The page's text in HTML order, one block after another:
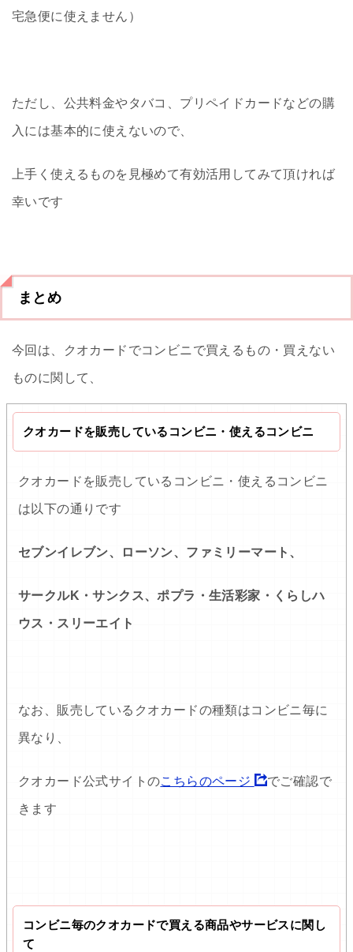
宅急便に使えません）
ただし、公共料金やタバコ、プリペイドカードなどの購
入には基本的に使えないので、
上手く使えるものを見極めて有効活用してみて頂ければ
幸いです
まとめ
今回は、クオカードでコンビニで買えるもの・買えない
ものに関して、
クオカードを販売しているコンビニ・使えるコンビニ
クオカードを販売しているコンビニ・使えるコンビニ
は以下の通りです
セブンイレブン、ローソン、ファミリーマート、
サークルK・サンクス、ポプラ・生活彩家・くらしハ
ウス・スリーエイト
なお、販売しているクオカードの種類はコンビニ毎に
異なり、
クオカード公式サイトのこちらのページ でご確認で
きます
コンビニ毎のクオカードで買える商品やサービスに関し
て